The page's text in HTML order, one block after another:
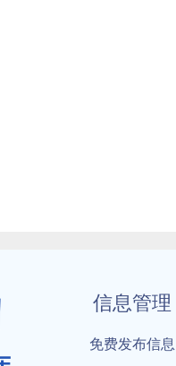
信息管理
免费发布信息